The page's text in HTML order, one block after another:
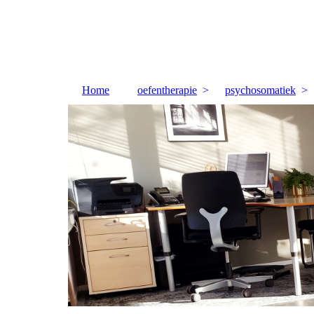
Home oefentherapie psychosomatiek